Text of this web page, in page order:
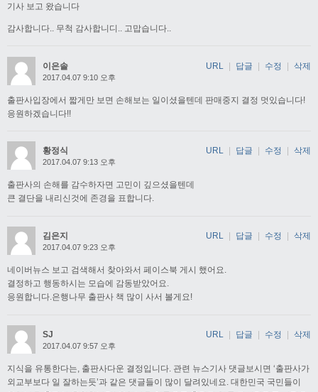
기사 보고 왔습니다
감사합니다.. 무척 감사합니디.. 고맙습니다..
이은솔
2017.04.07 9:10 오후
출판사입장에서 짧게만 보면 손해보는 일이셨을텐데 판매중지 결정 멋있습니다!
응원하겠습니다!!
URL | 답글 | 수정 | 삭제
황정식
2017.04.07 9:13 오후
출판사의 손해를 감수하자면 고민이 깊으셨을텐데
큰 결단을 내리신것에 존경을 표합니다.
URL 답글 수정 삭제
김은지
2017.04.07 9:23 오후
네이버뉴스 보고 검색해서 찾아와서 페이스북 게시 했어요.
결정하고 행동하시는 모습에 감동받았어요.
응원합니다.은행나무 출판사 책 많이 사서 볼게요!
URL 답글 수정 삭제
SJ
2017.04.07 9:57 오후
지식을 유통한다는, 출판사다운 결정입니다. 관련 뉴스기사 댓글보시면 ‘출판사가
외교부보다 일 잘하는듯’과 같은 댓글들이 많이 달려있네요. 대한민국 국민들이
URL 답글 수정 삭제